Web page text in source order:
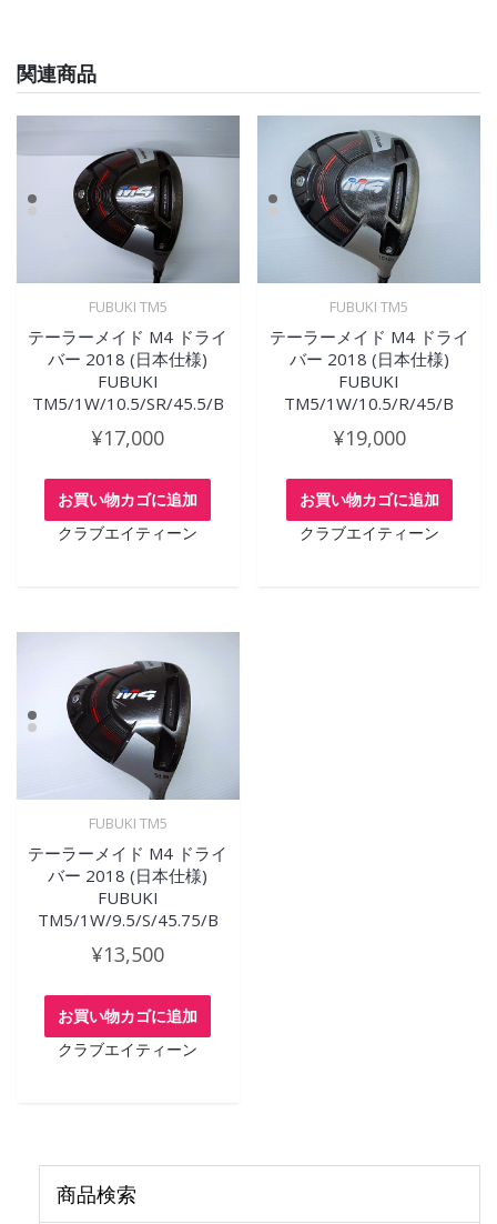
関連商品
FUBUKI TM5
テーラーメイド M4 ドライ
バー 2018 (日本仕様)
FUBUKI
TM5/1W/10.5/SR/45.5/B
¥17,000
お買い物カゴに追加
クラブエイティーン
FUBUKI TM5
テーラーメイド M4 ドライ
バー 2018 (日本仕様)
FUBUKI
TM5/1W/10.5/R/45/B
¥19,000
お買い物カゴに追加
クラブエイティーン
FUBUKI TM5
テーラーメイド M4 ドライ
バー 2018 (日本仕様)
FUBUKI
TM5/1W/9.5/S/45.75/B
¥13,500
お買い物カゴに追加
クラブエイティーン
商品検索